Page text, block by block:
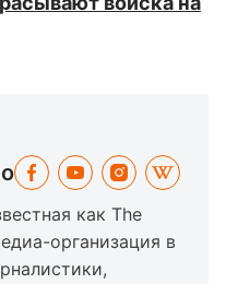
как The
организация в